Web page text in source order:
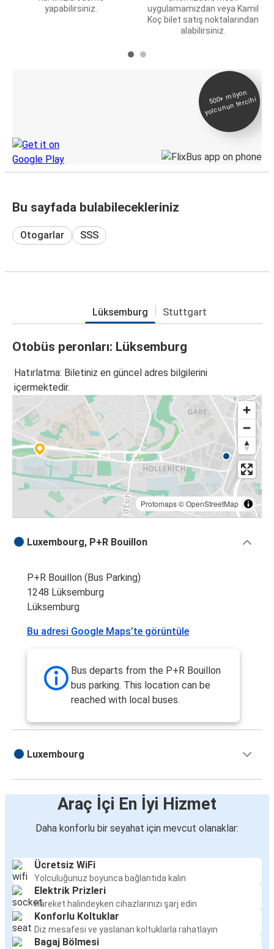
yapabilirsiniz.
uygulamamızdan veya Kamil
Koç bilet satış noktalarından
alabilirsiniz.
500+
milyon
yolcunun tercihi
Bu sayfada bulabilecekleriniz
Otogarlar SSS
Lüksemburg Stuttgart
Otobüs peronları: Lüksemburg
Hatırlatma: Biletiniz en güncel adres bilgilerini
içermektedir.
Protomaps©OpenStreetMap
Luxembourg, P+R Bouillon
P+R Bouillon (Bus Parking)
1248 Lüksemburg
Lüksemburg
Bu adresi Google Maps’te görüntüle
Bus departs from the P+R Bouillon
bus parking. This location can be
reached with local buses.
Luxembourg
Araç İçi En İyi Hizmet
Daha konforlu bir seyahat için mevcut olanaklar:
Ücretsiz WiFi
Yolculuğunuz boyunca bağlantıda kalın
Elektrik Prizleri
Hareket halindeyken cihazlarınızı şarj edin
Konforlu Koltuklar
Diz mesafesi ve yaslanan koltuklarla rahatlayın
Bagaj Bölmesi